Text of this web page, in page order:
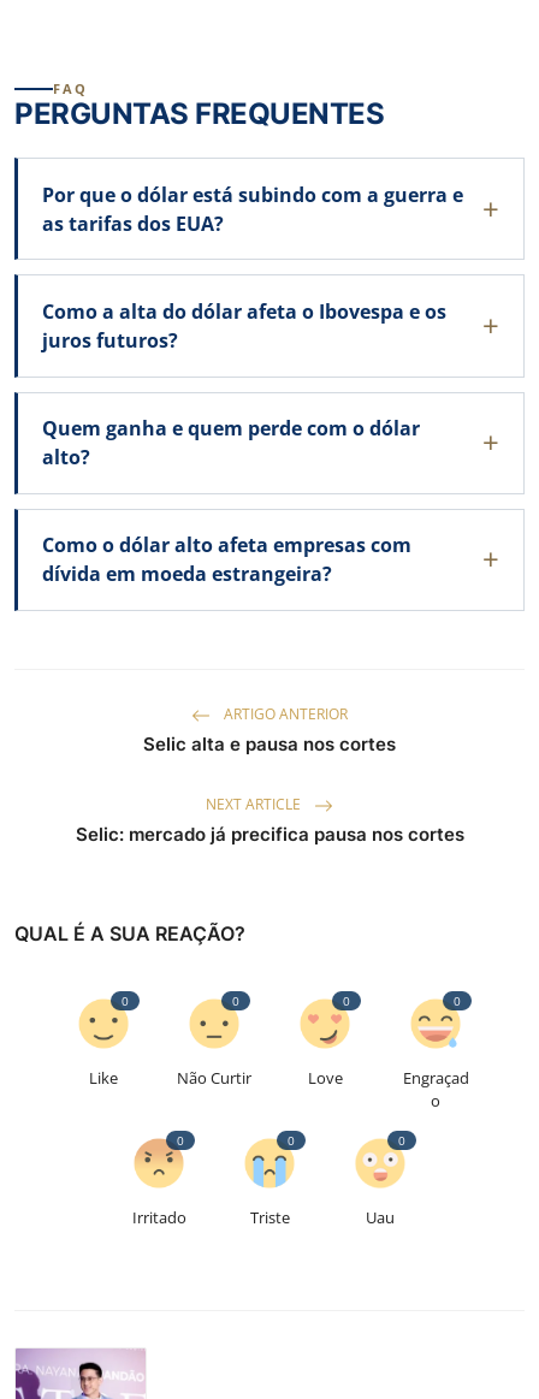
FAQ
PERGUNTAS FREQUENTES
Por que o dólar está subindo com a guerra e
as tarifas dos EUA?
Como a alta do dólar afeta o Ibovespa e os
juros futuros?
Quem ganha e quem perde com o dólar
alto?
Como o dólar alto afeta empresas com
dívida em moeda estrangeira?
ARTIGO ANTERIOR
Selic alta e pausa nos cortes
NEXT ARTICLE
Selic: mercado já precifica pausa nos cortes
QUAL É A SUA REAÇÃO?
Like
0
Não Curtir
0
Love
0
Engraçad
o
0
Irritado
0
Triste
0
Uau
0